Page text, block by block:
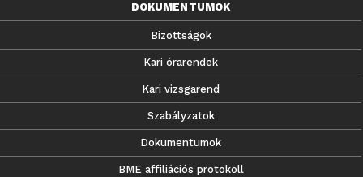
DOKUMENTUMOK
Bizottságok
Kari órarendek
Kari vizsgarend
Szabályzatok
Dokumentumok
BME affiliációs protokoll